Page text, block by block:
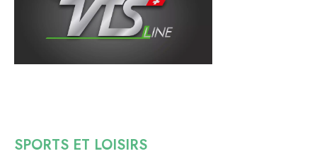
SPORTS ET LOISIRS